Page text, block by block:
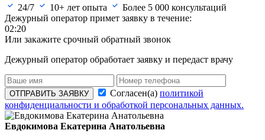
24/7
10+ лет опыта Более 5 000 консультаций
Дежурный оператор примет заявку в течение:
02:20
Или закажите срочный обратный звонок
Дежурный оператор обработает заявку и передаст врачу
ОТПРАВИТЬ ЗАЯВКУ Согласен(а) политикой
конфиденциальности и обработкой персональных данных.
Евдокимова Екатерина Анатольевна